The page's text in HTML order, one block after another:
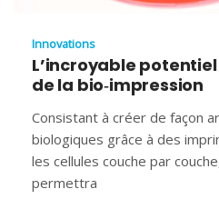
Innovations
L’incroyable potentiel
de la bio‑impression
Consistant à créer de façon
biologiques grâce à des
les cellules couche par
permettra